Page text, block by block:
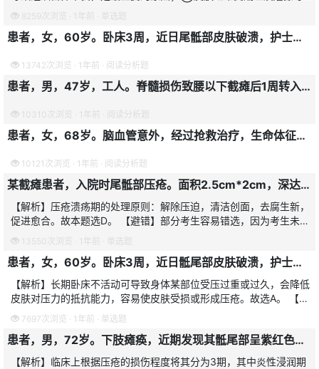
物理因素的刺激，可导致皮肤角质层受损，抵抗力降低；③使用石
膏绷带、夹板时，衬垫不当，
8259次浏览 · 1年前 · 单选题
患者，女，60岁。卧床3周，近日尾骶部皮肤破溃，护士仔细观察后认为是压疮溃疡期。
13742次浏览 · 1年前 · 阅读分析题
患者，男，47岁，工人。脊髓损伤致腰以下截瘫后1周转入，患者意识清醒，大小便失禁。
10310次浏览 · 1年前 · 阅读分析题
患者，女，68岁。脑血管意外，经过抢救治疗，生命体征趋于平稳，但处于昏迷状态，护士交接班时发现患者骶尾部皮肤2cmx3cm呈紫红色，并有小水疱形成。
10121次浏览 · 1年前 · 阅读分析题
某截瘫患者，入院时尾骶部压疮。面积2.5cm*2cm，深达肌层，创面有脓性分泌物，周围有黑色坏死组织。护理措施是
【解析】压疮溃疡期的处理原则：解除压迫，清洁创面，去腐生新，
促进愈合。故本题选D。 【避错】部分考生容易错选，因为考生未完
全掌握压疮的分期及其相应的护理原则，如淤血红润期的主要护理措
施是除去
13550次浏览 · 1年前 · 单选题
患者，女，60岁。卧床3周，近日骶尾部皮肤破溃，护士仔细观察后认为是压疮溃疡期，该患者发生压疮最主要的原因是
【解析】长期卧床不活动可导致身体某部位受压过重或过久，会降低
皮肤对压力的抵抗能力，容易使皮肤受损或形成压疮。故选A。 【避
错】本题部分考生易选C，皮肤受潮湿摩擦刺激是造成压疮的原因，
但不是主
7697次浏览 · 1年前 · 单选题
患者，男，72岁。下肢瘫痪，近期发现其骶尾部呈紫红色，皮下有硬结和水疱，该临床表现是压疮的
【解析】临床上根据压疮的损伤程度将其分为3期，其中炎性浸润期